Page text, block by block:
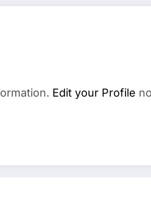
Edit your Profile